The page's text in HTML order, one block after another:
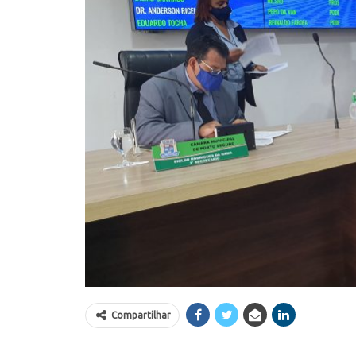
Compartilhar